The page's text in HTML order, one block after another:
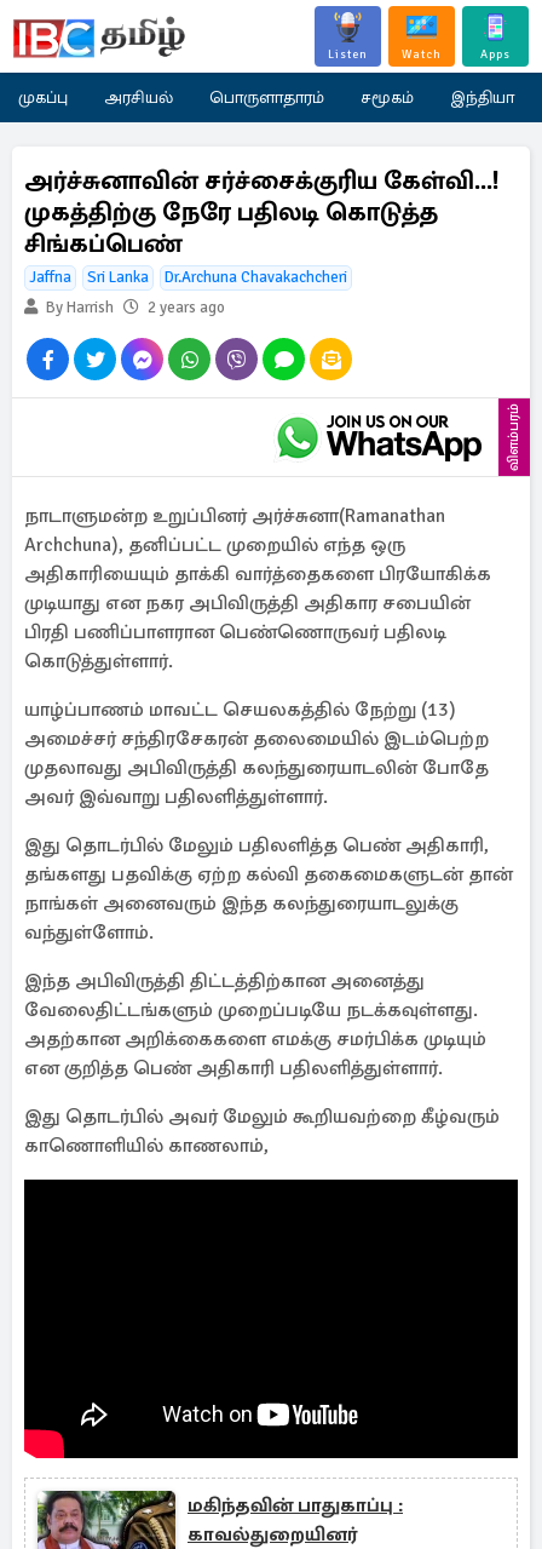
Listen Watch Apps
முகப்பு அரசியல் பொருளாதாரம் சமூகம் இந்தியா
அர்ச்சுனாவின் சர்ச்சைக்குரிய கேள்வி...!
முகத்திற்கு நேரே பதிலடி கொடுத்த
சிங்கப்பெண்
Jaffna Sri Lanka
Dr.Archuna Chavakachcheri
By Harrish
2 years ago
விளம்பரம்
நாடாளுமன்ற உறுப்பினர் அர்ச்சுனா(Ramanathan
Archchuna), தனிப்பட்ட முறையில் எந்த ஒரு
அதிகாரியையும் தாக்கி வார்த்தைகளை பிரயோகிக்க
முடியாது என நகர அபிவிருத்தி அதிகார சபையின்
பிரதி பணிப்பாளரான பெண்ணொருவர் பதிலடி
கொடுத்துள்ளார்.
யாழ்ப்பாணம் மாவட்ட செயலகத்தில் நேற்று (13)
அமைச்சர் சந்திரசேகரன் தலைமையில் இடம்பெற்ற
முதலாவது அபிவிருத்தி கலந்துரையாடலின் போதே
அவர் இவ்வாறு பதிலளித்துள்ளார்.
இது தொடர்பில் மேலும் பதிலளித்த பெண் அதிகாரி,
தங்களது பதவிக்கு ஏற்ற கல்வி தகைமைகளுடன் தான்
நாங்கள் அனைவரும் இந்த கலந்துரையாடலுக்கு
வந்துள்ளோம்.
இந்த அபிவிருத்தி திட்டத்திற்கான அனைத்து
வேலைதிட்டங்களும் முறைப்படியே நடக்கவுள்ளது.
அதற்கான அறிக்கைகளை எமக்கு சமர்பிக்க முடியும்
என குறித்த பெண் அதிகாரி பதிலளித்துள்ளார்.
இது தொடர்பில் அவர் மேலும் கூறியவற்றை கீழ்வரும்
காணொளியில் காணலாம்,
மகிந்தவின் பாதுகாப்பு :
காவல்துறையினர்